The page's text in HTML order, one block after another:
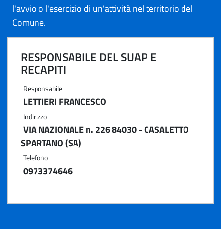
l'avvio o l'esercizio di un'attività nel territorio del
Comune.
RESPONSABILE DEL SUAP E
RECAPITI
Responsabile
LETTIERI FRANCESCO
Indirizzo
VIA NAZIONALE n. 226 84030 - CASALETTO
SPARTANO (SA)
Telefono
0973374646